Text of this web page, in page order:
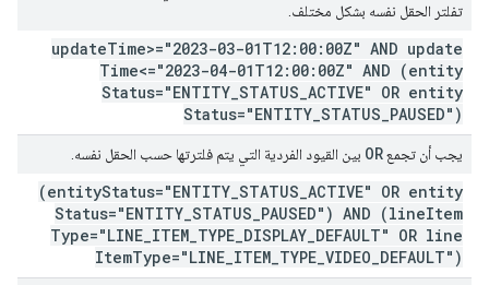
تفلتر الحقل نفسه بشكل مختلف.
updateTime>="2023-03-01T12:00:00Z" AND update
Time<="2023-04-01T12:00:00Z" AND (entity
Status="ENTITY STATUS ACTIVE" OR entity
Status="ENTITY STATUS PAUSED")
يجب أن تجمعOR بين القيود الفردية التي يتم فلترتها حسب الحقل نفسه.
(entityStatus="ENTITY STATUS ACTIVE" OR entity
Status="ENTITY STATUS PAUSED") AND (lineItem
Type="LINE ITEM TYPE DISPLAY DEFAULT" OR line
ItemType="LINE ITEM TYPE VIDEO DEFAULT")